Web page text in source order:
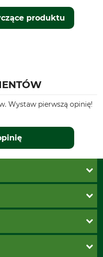
produktu
Wystaw pierwszą opinię!